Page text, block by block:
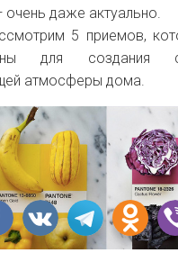
очень даже актуально.
5 приемов,
для создания
атмосферы дома.